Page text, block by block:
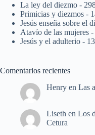
La ley del diezmo -
Primicias y diezmos -
Jesús enseña sobre el
Atavío de las mujeres -
Jesús y el adulterio -
Comentarios recientes
Henry en Las
Liseth en Los
Cetura